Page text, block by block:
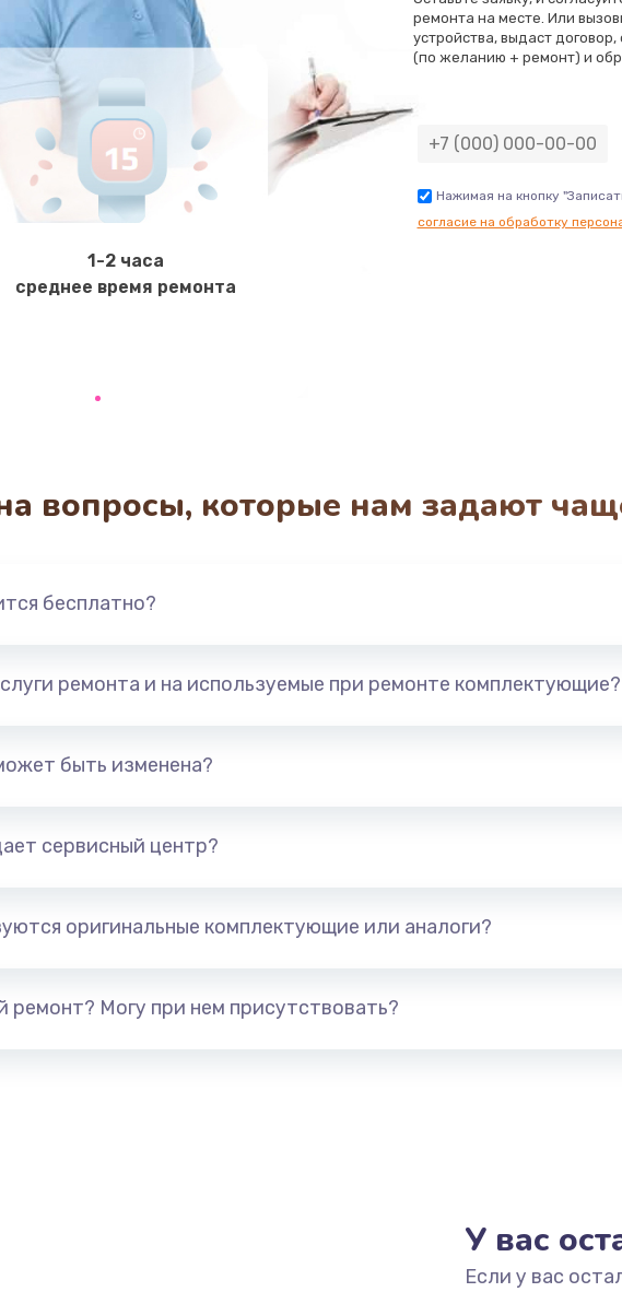
1500 руб.
1250 руб.
3650 руб.
блока 2850 руб.
клапана
узла 3650 руб.
1-2 часа
среднее время ремонта
ремонта на месте. Или
устройства, выдаст
(по желанию + ремонт) и
Нажимая на кнопку
согласие на обработку
вопросы, которые нам задают
бесплатно?
ремонта и на используемые при ремонте комплектующие?
быть изменена?
сервисный центр?
оригинальные комплектующие или аналоги?
Могу при нем присутствовать?
У вас
Если у вас